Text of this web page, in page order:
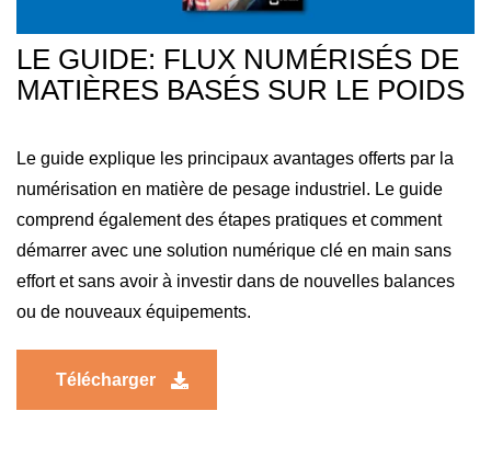
LE GUIDE: FLUX NUMÉRISÉS DE
MATIÈRES BASÉS SUR LE POIDS
Le guide explique les principaux avantages offerts par la
numérisation en matière de pesage industriel. Le guide
comprend également des étapes pratiques et comment
démarrer avec une solution numérique clé en main sans
effort et sans avoir à investir dans de nouvelles balances
ou de nouveaux équipements.
Télécharger